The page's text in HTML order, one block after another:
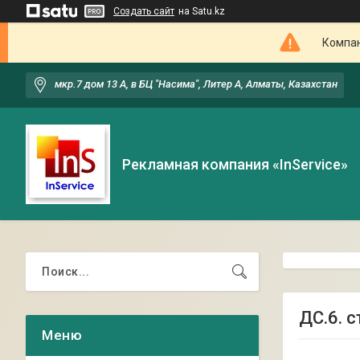
Создать сайт на Satu.kz
мкр.7 дом 13 А, в БЦ "Насима", Литер А, Алматы, Казахстан
Рекламная компания «InService»
ДС.6.